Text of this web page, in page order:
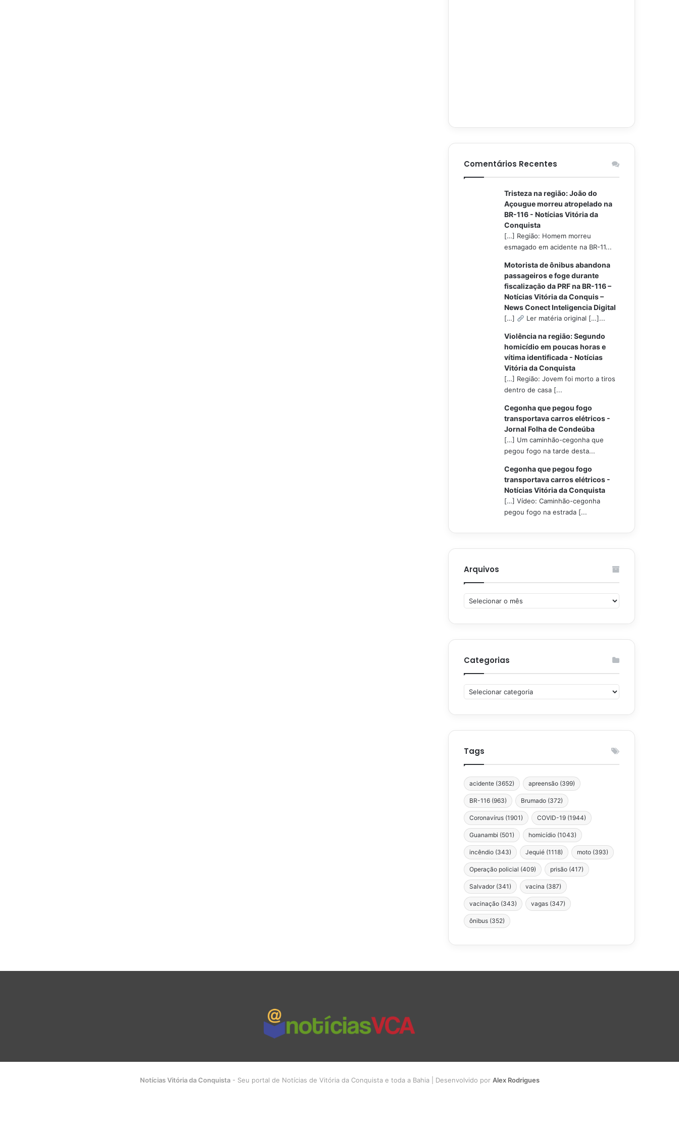
Comentários Recentes
Tristeza na região: João do
Açougue morreu atropelado na
BR-116 - Notícias Vitória da
Conquista
[…] Região: Homem morreu
esmagado em acidente na BR-11...
Motorista de ônibus abandona
passageiros e foge durante
fiscalização da PRF na BR-116 –
Notícias Vitória da Conquis –
News Conect Inteligencia Digital
[…] Ler matéria original […]...
Violência na região: Segundo
homicídio em poucas horas e
vítima identificada - Notícias
Vitória da Conquista
[…] Região: Jovem foi morto a tiros
dentro de casa [...
Cegonha que pegou fogo
transportava carros elétricos -
Jornal Folha de Condeúba
[…] Um caminhão-cegonha que
pegou fogo na tarde desta...
Cegonha que pegou fogo
transportava carros elétricos -
Notícias Vitória da Conquista
[…] Vídeo: Caminhão-cegonha
pegou fogo na estrada [...
Arquivos
Arquivos
Categorias
Categorias
Tags
acidente (3652) apreensão (399)
BR-116 (963) Brumado (372)
Coronavírus (1901) COVID-19 (1944)
Guanambi (501) homicídio (1043)
incêndio (343) Jequié (1118) moto (393)
Operação policial (409) prisão (417)
Salvador (341) vacina (387)
vacinação (343) vagas (347)
ônibus (352)
Notícias Vitória da Conquista- Seu portal de Notícias de Vitória da Conquista e toda a Bahia | Desenvolvido por Alex Rodrigues